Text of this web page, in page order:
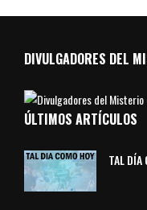
DIVULGADORES DEL
ÚLTIMOS ARTÍCULOS
TAL DÍA